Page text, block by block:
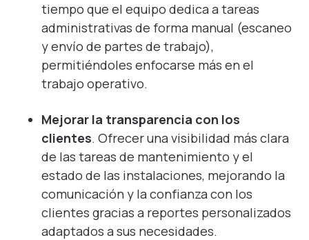
tiempo que el equipo dedica a tareas
administrativas de forma manual (escaneo
y envío de partes de trabajo),
permitiéndoles enfocarse más en el
trabajo operativo.
Mejorar la transparencia con los
clientes. Ofrecer una visibilidad más clara
de las tareas de mantenimiento y el
estado de las instalaciones, mejorando la
comunicación y la confianza con los
clientes gracias a reportes personalizados
adaptados a sus necesidades.